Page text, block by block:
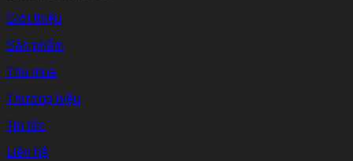
Giới thiệu
Sản phẩm
Thu mua
Thương hiệu
Tin tức
Liên hệ